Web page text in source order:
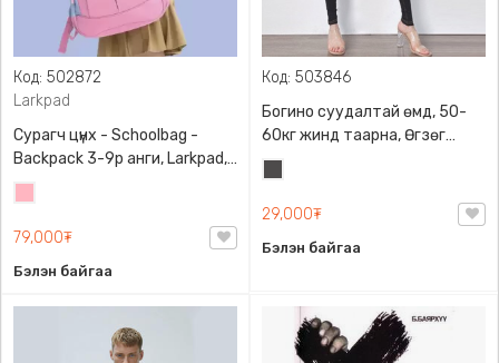
Код: 502872
Larkpad
Сурагч цүнх - Schoolbag -
Backpack 3-9р анги, Larkpad,
9009-10128, Цацруулагчтай,
Олон тасалгаатай
79,000₮
Бэлэн байгаа
Код: 503846
Богино суудалтай өмд, 50-
60кг жинд таарна, Өгзөг
өргөгчтэй
29,000₮
Бэлэн байгаа